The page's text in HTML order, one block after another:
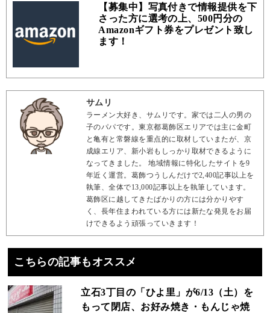
【募集中】写真付きで情報提供を下
さった方に選考の上、500円分の
Amazonギフト券をプレゼント致し
ます！
サムリ
ラーメン大好き、サムリです。家では二人の男の
子のパパです。東京都葛飾区エリアでは主に金町
と亀有と常磐線を重点的に取材していまたが、京
成線エリア、新小岩もしっかり取材できるように
なってきました。 地域情報に特化したサイトを9
年近く運営。葛飾つうしんだけで2,400記事以上を
執筆、全体で13,000記事以上を執筆しています。
葛飾区に越してきたばかりの方には分かりやす
く、長年住まわれている方には新たな発見をお届
けできるよう頑張っていきます！
こちらの記事もオススメ
立石3丁目の「ひよ里」が6/13（土）を
もって閉店、お好み焼き・もんじゃ焼